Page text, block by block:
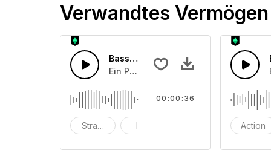
Verwandtes Vermögen
Basslastige Zukunft
Ein Pop-Piano mit Schlagzeug, das
Strand hell
00:00:36
Action